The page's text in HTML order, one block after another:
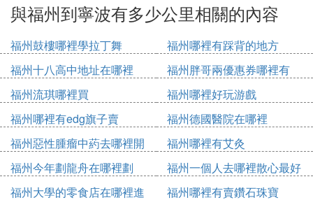
靠右前方行駛，進入塘下互通，行駛1.3公里
靠右前方行駛，進入紹平垟南路，行駛3.0公里
請直行，進入岑頭西路，行駛400米
請直行，進入岑頭北路，行駛1.9公里
請直行，進入金鳳路，行駛2.1公里
請直行，進入G104，行駛100米
請直行，進入華山路，行駛1.6公里
請直行，進入瑞楓大道，行駛3.1公里
與福州到寧波有多少公里相關的內容
福州鼓樓哪裡學拉丁舞
福州哪裡有踩背的地方
福州十八高中地址在哪裡
福州胖哥兩優惠券哪裡有
福州流琪哪裡買
福州哪裡好玩游戲
福州哪裡有edg旗子賣
福州德國醫院在哪裡
福州惡性腫瘤中葯去哪裡開
福州哪裡有艾灸
福州今年劃龍舟在哪裡劃
福州一個人去哪裡散心最好
福州大學的零食店在哪裡進
福州哪裡有賣鑽石珠寶